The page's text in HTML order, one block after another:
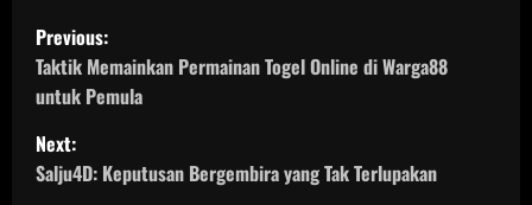
P
o
s
t
Previous:
Taktik Memainkan Permainan Togel Online di Warga88
untuk Pemula
Next:
Salju4D: Keputusan Bergembira yang Tak Terlupakan